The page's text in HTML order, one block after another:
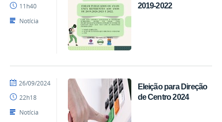
2019-2022
-
CCS
11h40
Notícia
Eleição para Direção
de Centro 2024
por
CCS
publicado
26/09/2024
22h18
Notícia